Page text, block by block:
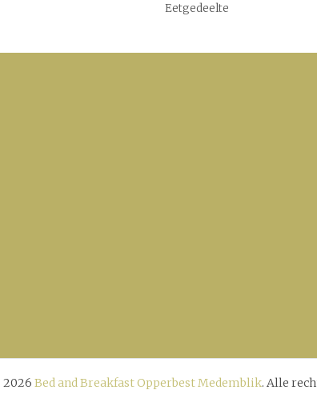
Eetgedeelte
Bed and Breakfast Opperbest Medemblik. Alle